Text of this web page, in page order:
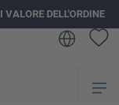
DELL'ORDINE